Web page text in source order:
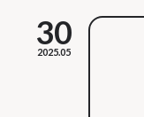
30
2025.05